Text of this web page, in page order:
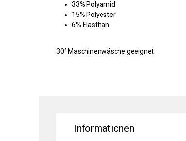
33% Polyamid
15% Polyester
6% Elasthan
30° Maschinenwäsche geeignet
Informationen